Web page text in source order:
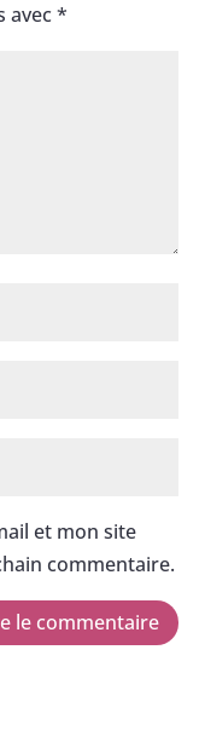
avec*
et mon site
commentaire.
le commentaire